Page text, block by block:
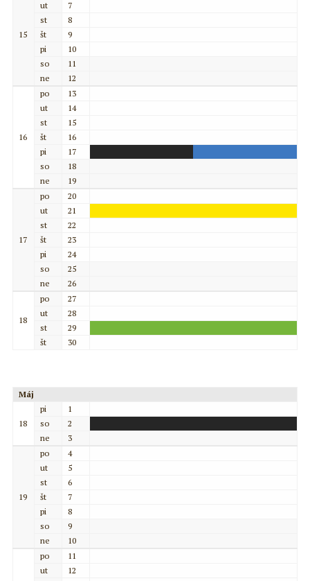
15
ut
7
st
8
št
9
pi
10
so
11
ne
12
16
po
13
ut
14
st
15
št
16
pi
17
so
18
ne
19
17
po
20
ut
21
st
22
št
23
pi
24
so
25
ne
26
18
po
27
ut
28
st
29
št
30
Máj
18
pi
1
so
2
ne
3
19
po
4
ut
5
st
6
št
7
pi
8
so
9
ne
10
po
11
ut
12